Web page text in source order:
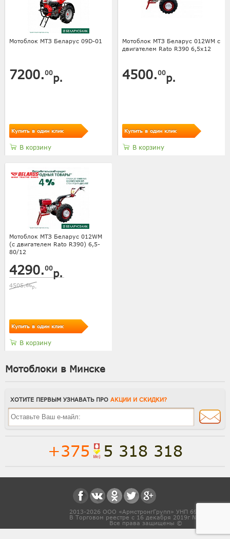
Мотоблок МТЗ Беларус 09D-01
7200.00р.
Купить в один клик
В корзину
Мотоблок МТЗ Беларус 012WM с
двигателем Rato R390 6,5х12
4500.00р.
Купить в один клик
В корзину
Мотоблок МТЗ Беларус 012WM
(с двигателем Rato R390) 6,5-
80/12
4290.00р.
4505.66р.
Купить в один клик
В корзину
Мотоблоки в Минске
ХОТИТЕ ПЕРВЫМ УЗНАВАТЬ ПРО АКЦИИ И СКИДКИ?
+375 5 318 318
2013-2026 ООО «АрмстронгГрупп» УНП 691831571
В Торговом реестре с 16 декабря 2019г № 468454
Все права защищены ©